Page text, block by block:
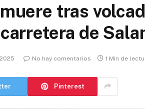
tras
de
No hay comentarios 1 Min de
Pinterest